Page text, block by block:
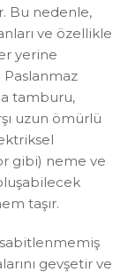
Bu nedenle,
ve özellikle
yerine
Paslanmaz
tamburu,
uzun ömürlü
gibi) neme ve
taşır.
gevşetir ve